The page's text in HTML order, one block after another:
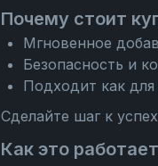
Почему стоит
Мгновенное
Безопасность и
Подходит как для
Сделайте шаг к
Как это работает